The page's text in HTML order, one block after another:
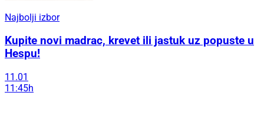
Najbolji izbor
Kupite novi madrac, krevet ili jastuk uz popuste u
Hespu!
11.01
11:45h